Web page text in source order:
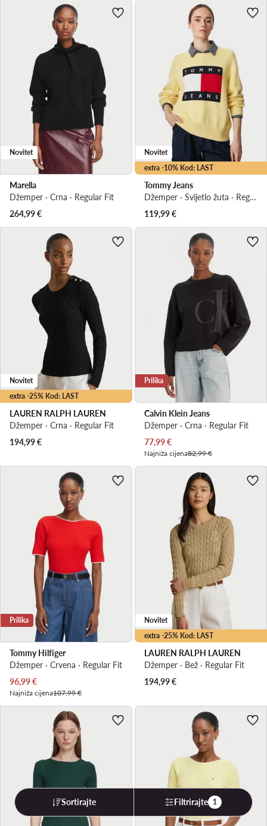
Novitet
Marella
Džemper · Crna · Regular Fit
264,99€
extra -10% Kod: LAST
Novitet
Tommy Jeans
Džemper · Svijetlo žuta · Regular Fit
119,99€
extra -25% Kod: LAST
Novitet
LAUREN RALPH LAUREN
Džemper · Crna · Regular Fit
194,99€
Prilika
Calvin Klein Jeans
Džemper · Crna · Regular Fit
Trenutna cijena
77,99€
Najniža cijena82,99 €
Prilika
Tommy Hilfiger
Džemper · Crvena · Regular Fit
Trenutna cijena
96,99€
Najniža cijena107,99 €
extra -25% Kod: LAST
Novitet
LAUREN RALPH LAUREN
Džemper · Bež · Regular Fit
194,99€
Sortirajte Filtrirajte 1